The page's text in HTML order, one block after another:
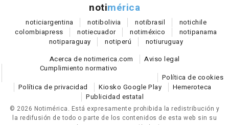
notimérica
noticiargentina notibolivia notibrasil notichile
colombiapress notiecuador notiméxico notipanama
notiparaguay notiperú notiuruguay
Acerca de notimerica.com
Aviso legal
Cumplimiento normativo
Política de cookies
Política de privacidad
Kiosko Google Play
Hemeroteca
Publicidad estatal
© 2026 Notimérica. Está expresamente prohibida la redistribución y
la redifusión de todo o parte de los contenidos de esta web sin su